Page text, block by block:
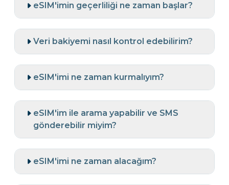
eSIM'imin geçerliliği ne zaman başlar?
Veri bakiyemi nasıl kontrol edebilirim?
eSIM'imi ne zaman kurmalıyım?
eSIM'im ile arama yapabilir ve SMS
gönderebilir miyim?
eSIM'imi ne zaman alacağım?